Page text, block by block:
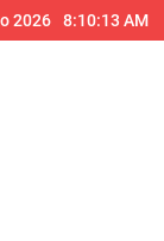
2026 8:10:15 AM